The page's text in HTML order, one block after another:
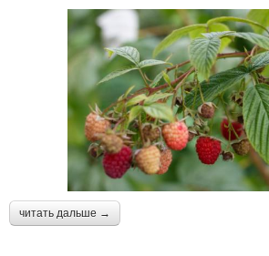
читать дальше →